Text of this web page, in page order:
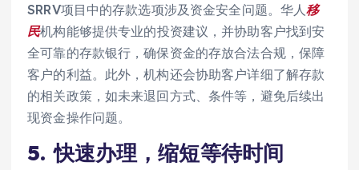
SRRV项目中的存款选项涉及资金安全问题。华人移
民机构能够提供专业的投资建议，并协助客户找到安
全可靠的存款银行，确保资金的存放合法合规，保障
客户的利益。此外，机构还会协助客户详细了解存款
的相关政策，如未来退回方式、条件等，避免后续出
现资金操作问题。
5.快速办理，缩短等待时间